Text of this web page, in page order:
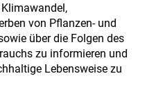
von Pflanzen- und
über die Folgen des
zu informieren und
Lebensweise zu